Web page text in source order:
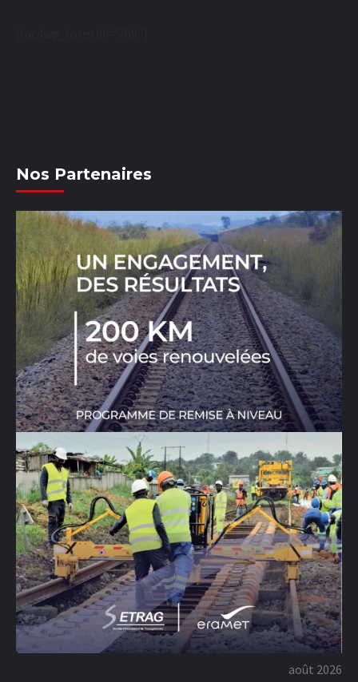
Nos Partenaires
août 2026